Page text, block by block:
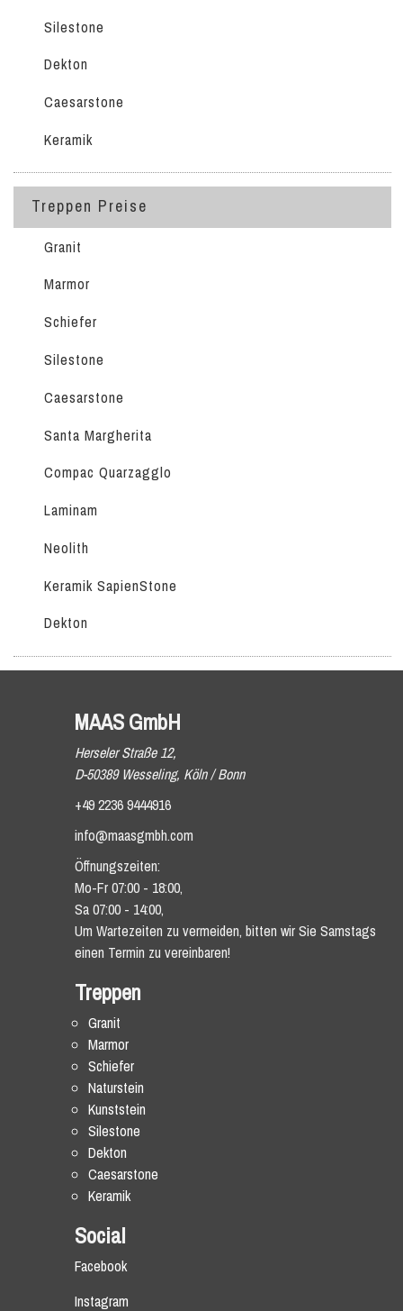
Silestone
Dekton
Caesarstone
Keramik
Treppen Preise
Granit
Marmor
Schiefer
Silestone
Caesarstone
Santa Margherita
Compac Quarzagglo
Laminam
Neolith
Keramik SapienStone
Dekton
MAAS GmbH
Herseler Straße 12,
D-50389 Wesseling, Köln / Bonn
+49 2236 9444916
info@maasgmbh.com
Öffnungszeiten:
Mo-Fr 07:00 - 18:00,
Sa 07:00 - 14:00,
Um Wartezeiten zu vermeiden, bitten wir Sie Samstags
einen Termin zu vereinbaren!
Treppen
Granit
Marmor
Schiefer
Naturstein
Kunststein
Silestone
Dekton
Caesarstone
Keramik
Social
Facebook
Instagram